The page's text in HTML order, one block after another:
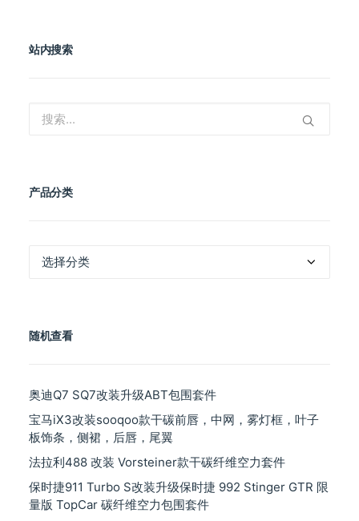
站内搜索
产品分类
随机查看
奥迪Q7 SQ7改装升级ABT包围套件
宝马iX3改装sooqoo款干碳前唇，中网，雾灯框，叶子
板饰条，侧裙，后唇，尾翼
法拉利488 改装 Vorsteiner款干碳纤维空力套件
保时捷911 Turbo S改装升级保时捷 992 Stinger GTR 限
量版 TopCar 碳纤维空力包围套件